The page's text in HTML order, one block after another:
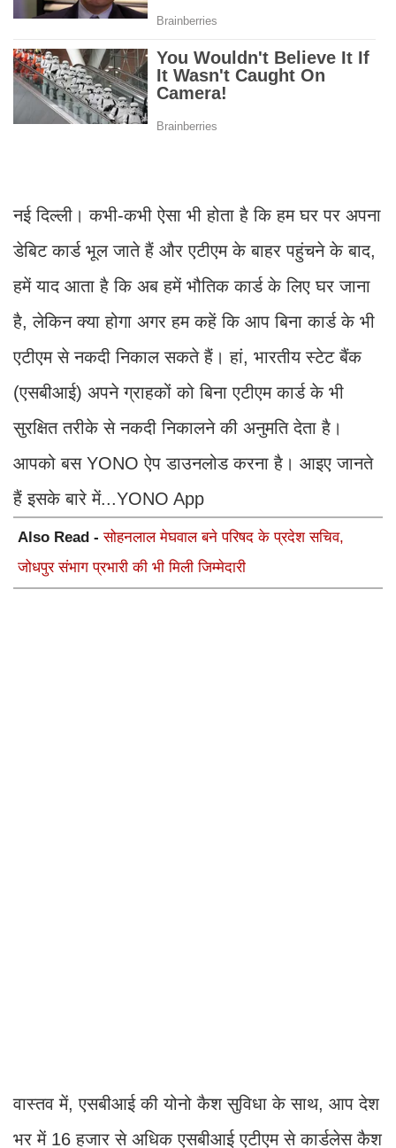
नई दिल्ली। कभी-कभी ऐसा भी होता है कि हम घर पर अपना
डेबिट कार्ड भूल जाते हैं और एटीएम के बाहर पहुंचने के बाद,
हमें याद आता है कि अब हमें भौतिक कार्ड के लिए घर जाना
है, लेकिन क्या होगा अगर हम कहें कि आप बिना कार्ड के भी
एटीएम से नकदी निकाल सकते हैं। हां, भारतीय स्टेट बैंक
(एसबीआई) अपने ग्राहकों को बिना एटीएम कार्ड के भी
सुरक्षित तरीके से नकदी निकालने की अनुमति देता है।
आपको बस YONO ऐप डाउनलोड करना है। आइए जानते
हैं इसके बारे में...YONO App
Also Read -सोहनलाल मेघवाल बने परिषद के प्रदेश सचिव,
जोधपुर संभाग प्रभारी की भी मिली जिम्मेदारी
वास्तव में, एसबीआई की योनो कैश सुविधा के साथ, आप देश
भर में 16 हजार से अधिक एसबीआई एटीएम से कार्डलेस कैश